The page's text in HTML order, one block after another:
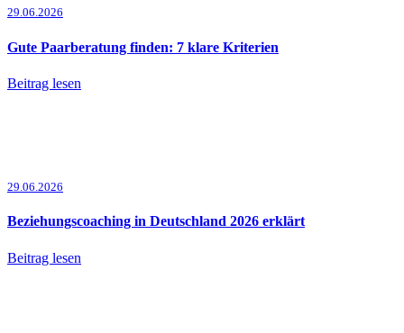
29.06.2026
Gute Paarberatung finden: 7 klare Kriterien
Beitrag lesen
29.06.2026
Beziehungscoaching in Deutschland 2026 erklärt
Beitrag lesen